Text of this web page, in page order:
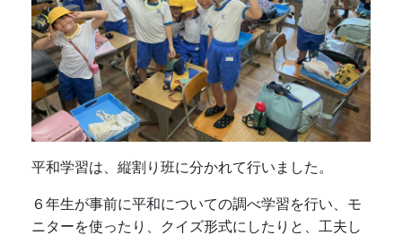
平和学習は、縦割り班に分かれて行いました。
６年生が事前に平和についての調べ学習を行い、モ
ニターを使ったり、クイズ形式にしたりと、工夫し